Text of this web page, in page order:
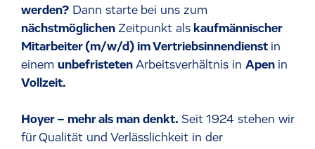
werden? Dann starte bei uns zum
nächstmöglichen Zeitpunkt als kaufmännischer
Mitarbeiter (m/w/d) im Vertriebsinnendienst in
einem unbefristeten Arbeitsverhältnis in Apen in
Vollzeit.
Hoyer – mehr als man denkt. Seit 1924 stehen wir
für Qualität und Verlässlichkeit in der